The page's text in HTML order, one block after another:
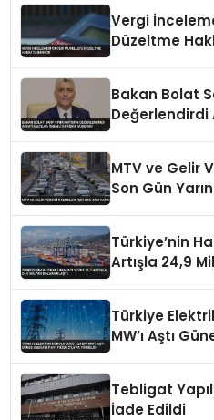
Vergi
Düzeltme
Bakan Bolat
Değerlendirdi
MTV ve Gelir
Son Gün Yarın
Türkiye’nin
Artışla 24,9
Türkiye
MW’ı Aştı
Tebligat
İade Edildi